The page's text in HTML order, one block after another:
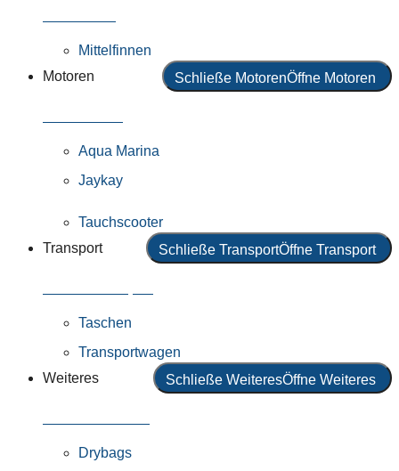
Mittelfinnen
Motoren
Schließe MotorenÖffne Motoren
Aqua Marina
Jaykay
Tauchscooter
Transport
Schließe TransportÖffne Transport
Taschen
Transportwagen
Weiteres
Schließe WeiteresÖffne Weiteres
Drybags